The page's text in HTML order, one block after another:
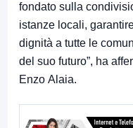
fondato sulla
istanze locali,
dignità a tutte le
del suo futuro”, ha
Enzo Alaia.